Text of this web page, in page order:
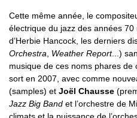
Cette même année, le
électrique du jazz des années 70
d’Herbie Hancock, les derniers
Orchestra, Weather Report...)
musique de ces noms phares de
sort en 2007, avec comme
(samples) et Joël Chausse
Jazz Big Band et l’orchestre de